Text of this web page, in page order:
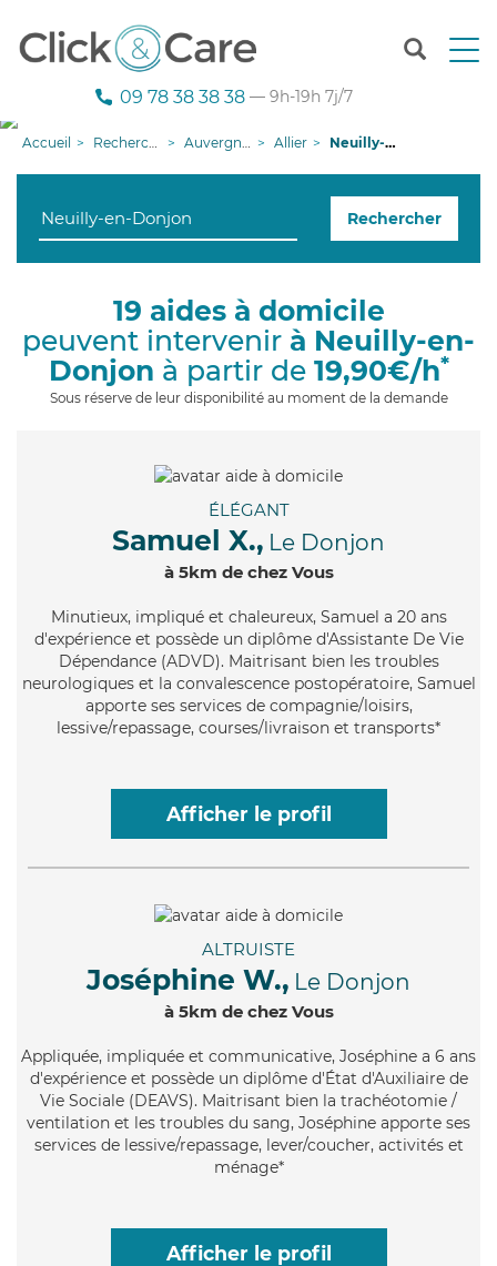
T
n
g
i
09 78 38 38 38 — 9h-19h 7j/7
Accueil Recherche aide à domicile Auvergne-Rhône-Alpes Allier Neuilly-en-Donjon
Rechercher
19 aides à domicile
peuvent intervenir à Neuilly-en-
Donjon à partir de 19,90€/h*
Sous réserve de leur disponibilité au moment de la demande
ÉLÉGANT
Samuel X., Le Donjon
à 5km de chez Vous
Minutieux, impliqué et chaleureux, Samuel a 20 ans
d'expérience et possède un diplôme d'Assistante De Vie
Dépendance (ADVD). Maitrisant bien les troubles
neurologiques et la convalescence postopératoire, Samuel
apporte ses services de compagnie/loisirs,
lessive/repassage, courses/livraison et transports*
Afficher le profil
ALTRUISTE
Joséphine W., Le Donjon
à 5km de chez Vous
Appliquée, impliquée et communicative, Joséphine a 6 ans
d'expérience et possède un diplôme d'État d'Auxiliaire de
Vie Sociale (DEAVS). Maitrisant bien la trachéotomie /
ventilation et les troubles du sang, Joséphine apporte ses
services de lessive/repassage, lever/coucher, activités et
ménage*
Afficher le profil